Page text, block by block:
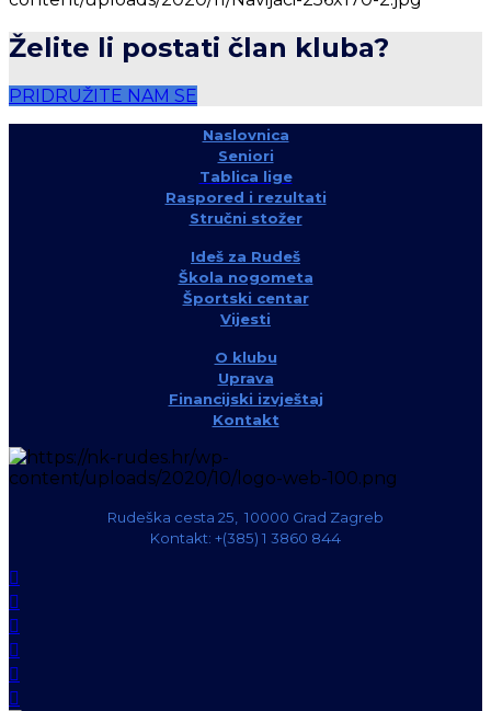
Želite li postati član kluba?
PRIDRUŽITE NAM SE
Naslovnica
Seniori
Tablica lige
Raspored i rezultati
Stručni stožer
Ideš za Rudeš
Škola nogometa
Športski centar
Vijesti
O klubu
Uprava
Financijski izvještaj
Kontakt
Rudeška cesta 25, 10000 Grad Zagreb
Kontakt: +(385) 1 3860 844